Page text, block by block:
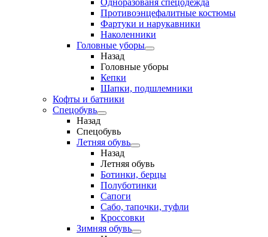
Одноразованя спецодежда
Противоэнцефалитные костюмы
Фартуки и нарукавники
Наколенники
Головные уборы
Назад
Головные уборы
Кепки
Шапки, подшлемники
Кофты и батники
Спецобувь
Назад
Спецобувь
Летняя обувь
Назад
Летняя обувь
Ботинки, берцы
Полуботинки
Сапоги
Сабо, тапочки, туфли
Кроссовки
Зимняя обувь